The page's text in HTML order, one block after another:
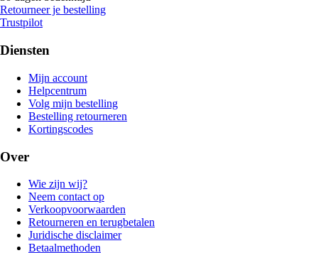
Retourneer je bestelling
Trustpilot
Diensten
Mijn account
Helpcentrum
Volg mijn bestelling
Bestelling retourneren
Kortingscodes
Over
Wie zijn wij?
Neem contact op
Verkoopvoorwaarden
Retourneren en terugbetalen
Juridische disclaimer
Betaalmethoden